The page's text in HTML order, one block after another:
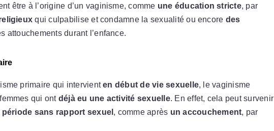
être à l’origine d’un vaginisme, comme une éducation stricte, par
qui culpabilise et condamne la sexualité ou encore des
attouchements durant l’enfance.
primaire qui intervienten début de vie sexuelle, le vaginisme
qui ont déjà eu une activité sexuelle. En effet, cela peut survenir
période sans rapport sexuel , comme après un accouchement, par